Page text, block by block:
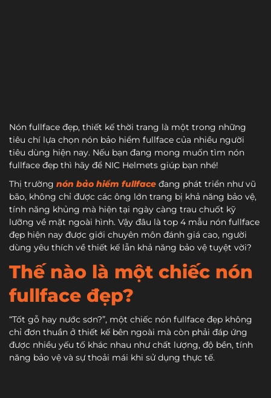
Nón fullface đẹp, thiết kế thời trang là một trong những
tiêu chí lựa chọn nón bảo hiểm fullface của nhiều người
tiêu dùng hiện nay. Nếu bạn đang mong muốn tìm nón
fullface đẹp thì hãy để NIC Helmets giúp bạn nhé!
Thị trường nón bảo hiểm fullface đang phát triển như vũ
bão, không chỉ được các ông lớn trang bị khả năng bảo vệ,
tính năng khủng mà hiện tại ngày càng trau chuốt kỹ
lưỡng về mặt ngoài hình. Vậy đâu là top 4 mẫu nón fullface
đẹp hiện nay được giới chuyên môn đánh giá cao, người
dùng yêu thích về thiết kế lẫn khả năng bảo vệ tuyệt vời?
Thế nào là một chiếc nón
fullface đẹp?
“Tốt gỗ hay nước sơn?”, một chiếc nón fullface đẹp không
chỉ đơn thuần ở thiết kế bên ngoài mà còn phải đáp ứng
được nhiều yếu tố khác nhau như chất lượng, độ bền, tính
năng bảo vệ và sự thoải mái khi sử dụng thực tế.